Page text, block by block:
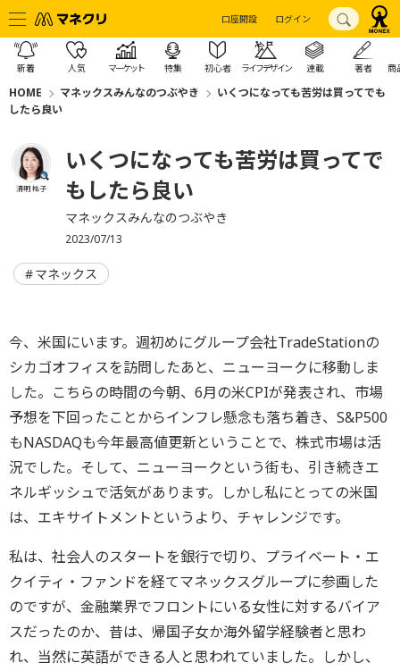
口座開設 ログイン
新着 人気 マーケット 特集 初心者 ライフデザイン 連載 著者 商
HOME マネックスみんなのつぶやき
いくつになっても苦労は買ってでも
したら良い
清明 祐子
いくつになっても苦労は買ってで
もしたら良い
マネックスみんなのつぶやき
2023/07/13
マネックス
今、米国にいます。週初めにグループ会社TradeStationの
シカゴオフィスを訪問したあと、ニューヨークに移動しま
した。こちらの時間の今朝、6月の米CPIが発表され、市場
予想を下回ったことからインフレ懸念も落ち着き、S&P500
もNASDAQも今年最高値更新ということで、株式市場は活
況でした。そして、ニューヨークという街も、引き続きエ
ネルギッシュで活気があります。しかし私にとっての米国
は、エキサイトメントというより、チャレンジです。
私は、社会人のスタートを銀行で切り、プライベート・エ
クイティ・ファンドを経てマネックスグループに参画した
のですが、金融業界でフロントにいる女性に対するバイア
スだったのか、昔は、帰国子女か海外留学経験者と思わ
れ、当然に英語ができる人と思われていました。しかし、